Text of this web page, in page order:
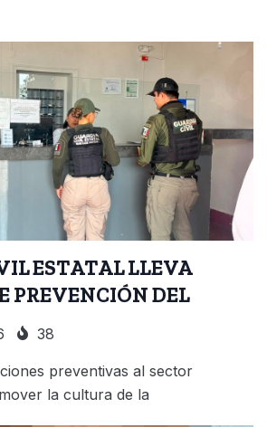
ESTATAL LLEVA
PREVENCIÓN DEL
38
preventivas al sector
la cultura de la